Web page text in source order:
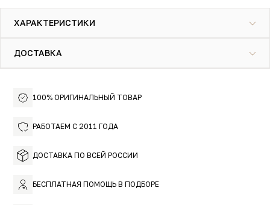
100% ОРИГИНАЛЬНЫЙ ТОВАР
РАБОТАЕМ С 2011 ГОДА
ДОСТАВКА ПО ВСЕЙ РОССИИ
БЕСПЛАТНАЯ ПОМОЩЬ В ПОДБОРЕ
парфюмерные композиции. Аромат духов начинается с
обрамленных страстным иланг-илангом. Чувство
сочетающиеся с листьями фиалки и персиком. Амбра и
утонченный флакон с мягкими формами.
ХАРАКТЕРИСТИКИ
ДОСТАВКА